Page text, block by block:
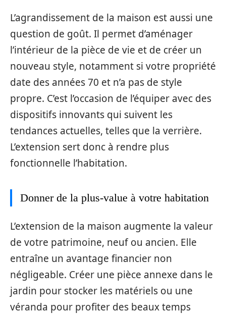
L’agrandissement de la maison est aussi une
question de goût. Il permet d’aménager
l’intérieur de la pièce de vie et de créer un
nouveau style, notamment si votre propriété
date des années 70 et n’a pas de style
propre. C’est l’occasion de l’équiper avec des
dispositifs innovants qui suivent les
tendances actuelles, telles que la verrière.
L’extension sert donc à rendre plus
fonctionnelle l’habitation.
Donner de la plus-value à votre habitation
L’extension de la maison augmente la valeur
de votre patrimoine, neuf ou ancien. Elle
entraîne un avantage financier non
négligeable. Créer une pièce annexe dans le
jardin pour stocker les matériels ou une
véranda pour profiter des beaux temps